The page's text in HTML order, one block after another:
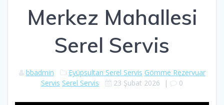
Merkez Mahallesi
Serel Servis
bbadmin Eyüpsultan Serel Servis Gömme Rezervuar
Servis Serel Servis 23 Şubat 2026 | 0